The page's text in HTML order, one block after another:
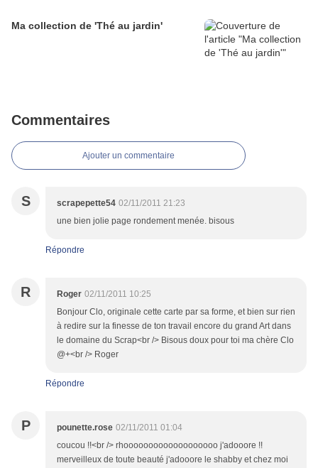
Ma collection de 'Thé au jardin'
Commentaires
Ajouter un commentaire
S scrapepette54 02/11/2011 21:23
une bien jolie page rondement menée. bisous
Répondre
R Roger 02/11/2011 10:25
Bonjour Clo, originale cette carte par sa forme, et bien sur rien
à redire sur la finesse de ton travail encore du grand Art dans
le domaine du Scrap<br /> Bisous doux pour toi ma chère Clo
@+<br /> Roger
Répondre
P pounette.rose 02/11/2011 01:04
coucou !!<br /> rhooooooooooooooooooo j'adooore !!
merveilleux de toute beauté j'adooore le shabby et chez moi